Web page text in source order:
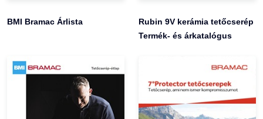
BMI Bramac Árlista
Rubin 9V kerámia tetőcserép
Termék- és árkatalógus